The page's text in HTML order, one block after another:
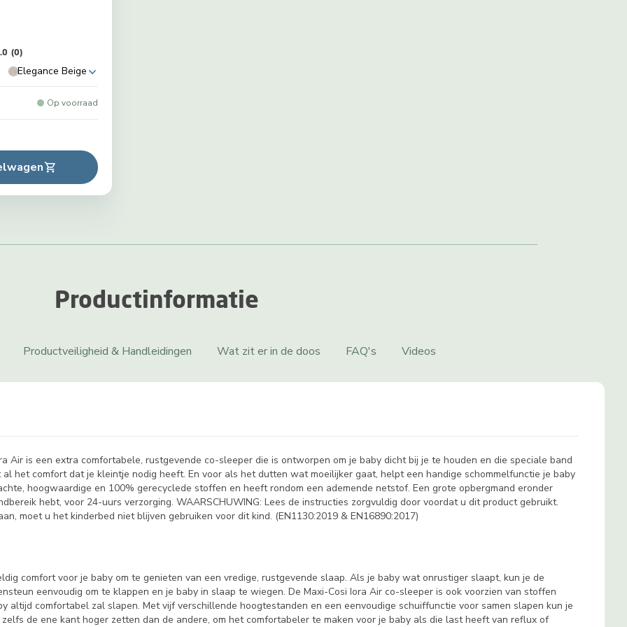
Productinformatie
Air is een extra comfortabele, rustgevende co-sleeper die is ontworpen om je baby dicht bij je te houden en die speciale band
het comfort dat je kleintje nodig heeft. En voor als het dutten wat moeilijker gaat, helpt een handige schommelfunctie je baby
hoogwaardige en 100% gerecyclede stoffen en heeft rondom een ademende netstof. Een grote opbergmand eronder
hebt, voor 24-uurs verzorging. WAARSCHUWING: Lees de instructies zorgvuldig door voordat u dit product gebruikt.
moet u het kinderbed niet blijven gebruiken voor dit kind. (EN1130:2019 & EN16890:2017)
comfort voor je baby om te genieten van een vredige, rustgevende slaap. Als je baby wat onrustiger slaapt, kun je de
eenvoudig om te klappen en je baby in slaap te wiegen. De Maxi-Cosi Iora Air co-sleeper is ook voorzien van stoffen
altijd comfortabel zal slapen. Met vijf verschillende hoogtestanden en een eenvoudige schuiffunctie voor samen slapen kun je
de ene kant hoger zetten dan de andere, om het comfortabeler te maken voor je baby als die last heeft van reflux of
Productveiligheid & Handleidingen Wat zit er in de doos FAQ's Videos
(0)
Elegance Beige
Op voorraad